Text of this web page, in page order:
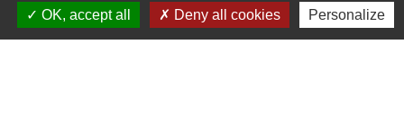
Liens
OK, accept all
Deny all cookies Personalize